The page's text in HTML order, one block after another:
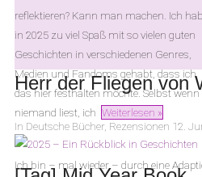
reflektieren? Kann man machen. Ich
in 2025 zu viel Spaß mit so vielen guten
Geschichten in verschiedenen Genres,
Medien und Fandoms gehabt, dass ich
das hier festhalten möchte. Selbst wenn
niemand liest, ich Weiterlesen »
Herr der Fliegen von
In Deutsche Bücher, Rezensionen 12.
Ich bin – mal wieder – durch eine